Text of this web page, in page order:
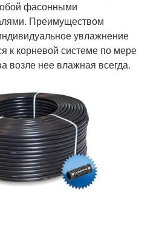
фасонными
Преимуществом
увлажнение
к корневой системе по мере
возле нее влажная всегда.